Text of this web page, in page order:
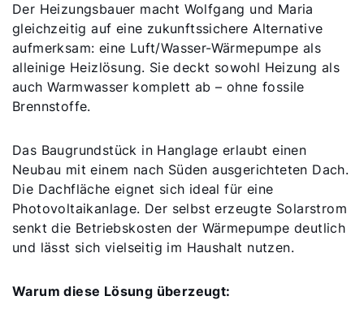
Der Heizungsbauer macht Wolfgang und Maria
gleichzeitig auf eine zukunftssichere Alternative
aufmerksam: eine Luft/Wasser-Wärmepumpe als
alleinige Heizlösung. Sie deckt sowohl Heizung als
auch Warmwasser komplett ab – ohne fossile
Brennstoffe.
Das Baugrundstück in Hanglage erlaubt einen
Neubau mit einem nach Süden ausgerichteten Dach.
Die Dachfläche eignet sich ideal für eine
Photovoltaikanlage. Der selbst erzeugte Solarstrom
senkt die Betriebskosten der Wärmepumpe deutlich
und lässt sich vielseitig im Haushalt nutzen.
Warum diese Lösung überzeugt: